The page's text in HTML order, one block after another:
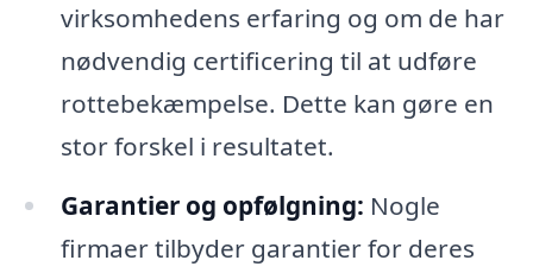
virksomhedens erfaring og om de har
nødvendig certificering til at udføre
rottebekæmpelse. Dette kan gøre en
stor forskel i resultatet.
Garantier og opfølgning: Nogle
firmaer tilbyder garantier for deres